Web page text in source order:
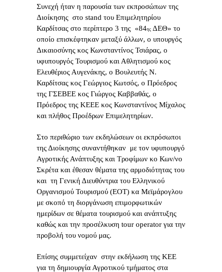
Συνεχή ήταν η παρουσία των εκπροσώπων της
Διοίκησης στο stand του Επιμελητηρίου
Καρδίτσας στο περίπτερο 3 της «84ης ΔΕΘ» το
οποίο επισκέφτηκαν μεταξύ άλλων, ο υπουργός
Δικαιοσύνης κος Κωνσταντίνος Τσιάρας, ο
υφυπουργός Τουρισμού και Αθλητισμού κος
Ελευθέριος Αυγενάκης, ο Βουλευτής Ν.
Καρδίτσας κος Γεώργιος Κωτσός, ο Πρόεδρος
της ΓΣΕΒΕΕ κος Γιώργος Καββαθάς, ο
Πρόεδρος της ΚΕΕΕ κος Κωνσταντίνος Μίχαλος
και πλήθος Προέδρων Επιμελητηρίων.
Στο περιθώριο των εκδηλώσεων οι εκπρόσωποι
της Διοίκησης συναντήθηκαν με τον υφυπουργό
Αγροτικής Ανάπτυξης και Τροφίμων κο Κων/νο
Σκρέτα και έθεσαν θέματα της αρμοδιότητας του
και τη Γενική Διευθύντρια του Ελληνικού
Οργανισμού Τουρισμού (ΕΟΤ) κα Μεϊμάρογλου
με σκοπό τη διοργάνωση επιμορφωτικών
ημερίδων σε θέματα τουρισμού και ανάπτυξης
καθώς και την προσέλκυση tour operator για την
προβολή του νομού μας.
Επίσης συμμετείχαν στην εκδήλωση της ΚΕΕ
για τη δημιουργία Αγροτικού τμήματος στα